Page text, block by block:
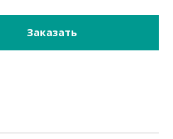
Заказать